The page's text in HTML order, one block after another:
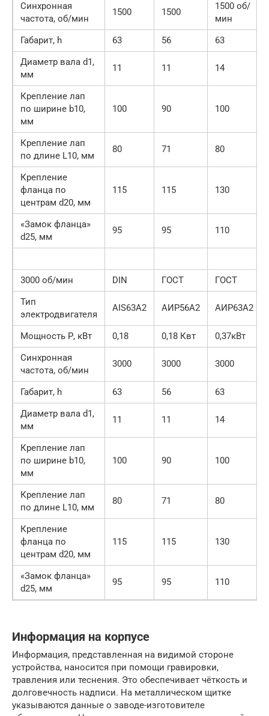
Синхронная
частота, об/мин
1500 1500
1500 об/
мин
Габарит, h
63 56
63
Диаметр вала d1,
мм
11 11 14
Крепление лап
по ширине b10,
мм
100 90 100
Крепление лап
по длине L10, мм
80 71 80
Крепление
фланца по
центрам d20, мм
115 115 130
«Замок фланца»
d25, мм
95 95 110
3000 об/мин DIN ГОСТ
ГОСТ
Тип
электродвигателя
АIS63А2 АИР56А2 АИР63А2
Мощность Р, кВт 0,18 0,18 Квт
0,37кВт
Синхронная
частота, об/мин
3000 3000 3000
Габарит, h 63 56
63
Диаметр вала d1,
мм
11 11 14
Крепление лап
по ширине b10,
мм
100 90 100
Крепление лап
по длине L10, мм
80 71 80
Крепление
фланца по
центрам d20, мм
115 115 130
«Замок фланца»
d25, мм
95 95 110
Информация на корпусе
Информация, представленная на видимой стороне
устройства, наносится при помощи гравировки,
травления или теснения. Это обеспечивает чёткость и
долговечность надписи. На металлическом щитке
указываются данные о заводе-изготовителе